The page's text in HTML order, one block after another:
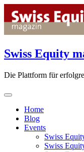
content
Swiss Equity
Die Plattform für
Home
Blog
Events
Swiss
Swiss